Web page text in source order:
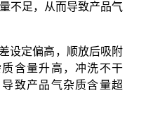
不足，从而导致产品气
设定偏高，顺放后吸附
含量升高，冲洗不干
致产品气杂质含量超